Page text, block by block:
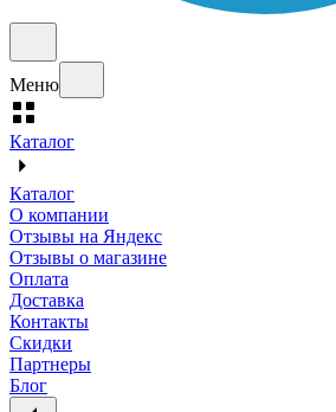
Меню
Каталог
Каталог
О компании
Отзывы на Яндекс
Отзывы о магазине
Оплата
Доставка
Контакты
Скидки
Партнеры
Блог